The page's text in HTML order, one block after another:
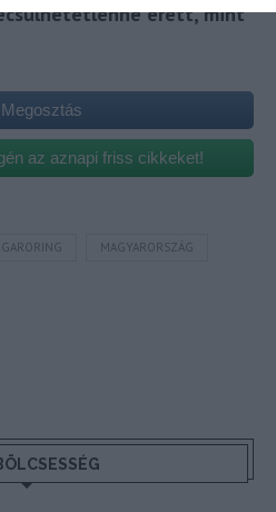
érett, mint
Megosztás
az aznapi friss cikkeket!
MAGYARORSZÁG